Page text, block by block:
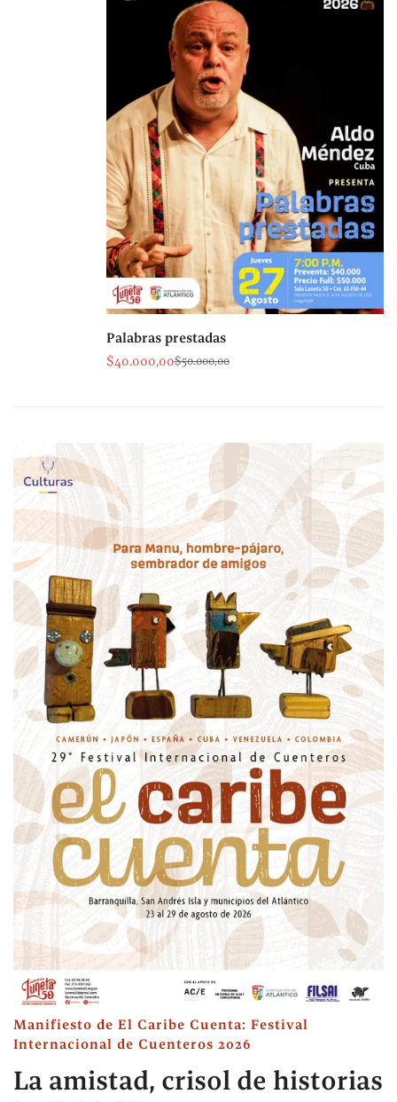
Palabras prestadas
Precio
$40.000,00
Precio
$50.000,00
Manifiesto de El Caribe Cuenta: Festival
Internacional de Cuenteros 2026
La amistad, crisol de historias